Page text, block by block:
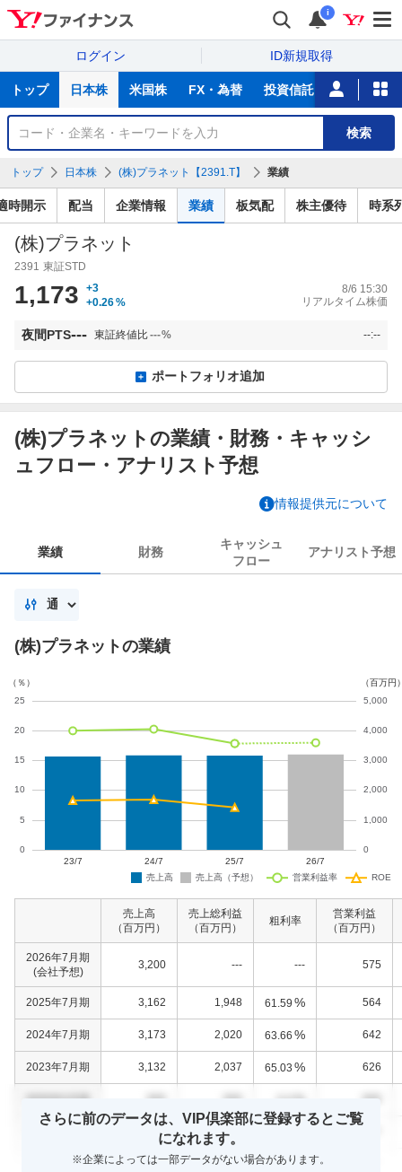
i
ログイン ID新規取得
サ
トップ 日本株 米国株 FX・為替 投資信託 ニュース
銘
検
索
検索
トップ 日本株 (株)プラネット【2391.T】 業績
時開示 配当 企業情報 業績 板気配 株主優待 時系
(株)プラネット
2391 東証STD
1,173
+3
+0.26%
8/6 15:30
リアルタイム株価
夜間PTS--- 東証終値比---% --:--
ポートフォリオ追加
(株)プラネットの業績・財務・キャッシ
ュフロー・アナリスト予想
情報提供元について
業績 財務
キャッシュ
フロー
アナリスト予想
(株)プラネットの業績
売上高
（百万円）
売上総利益
（百万円）
粗利率
営業利益
（百万円）
2026年7月期
(会社予想)
3,200 --- --- 575
2025年7月期 3,162 1,948 61.59 % 564
2024年7月期 3,173 2,020 63.66 % 642
2023年7月期 3,132 2,037 65.03 % 626
0000年0月期 000 000 0.0% 000
000 000
0000年0月期 000 000 0.0%
さらに前のデータは、VIP倶楽部に登録するとご覧
になれます。
※企業によっては一部データがない場合があります。